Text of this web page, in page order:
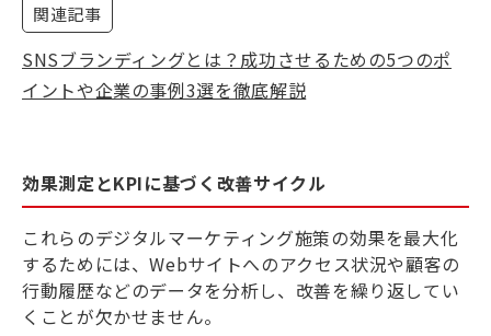
関連記事
SNSブランディングとは？成功させるための5つのポ
イントや企業の事例3選を徹底解説
効果測定とKPIに基づく改善サイクル
これらのデジタルマーケティング施策の効果を最大化
するためには、Webサイトへのアクセス状況や顧客の
行動履歴などのデータを分析し、改善を繰り返してい
くことが欠かせません。